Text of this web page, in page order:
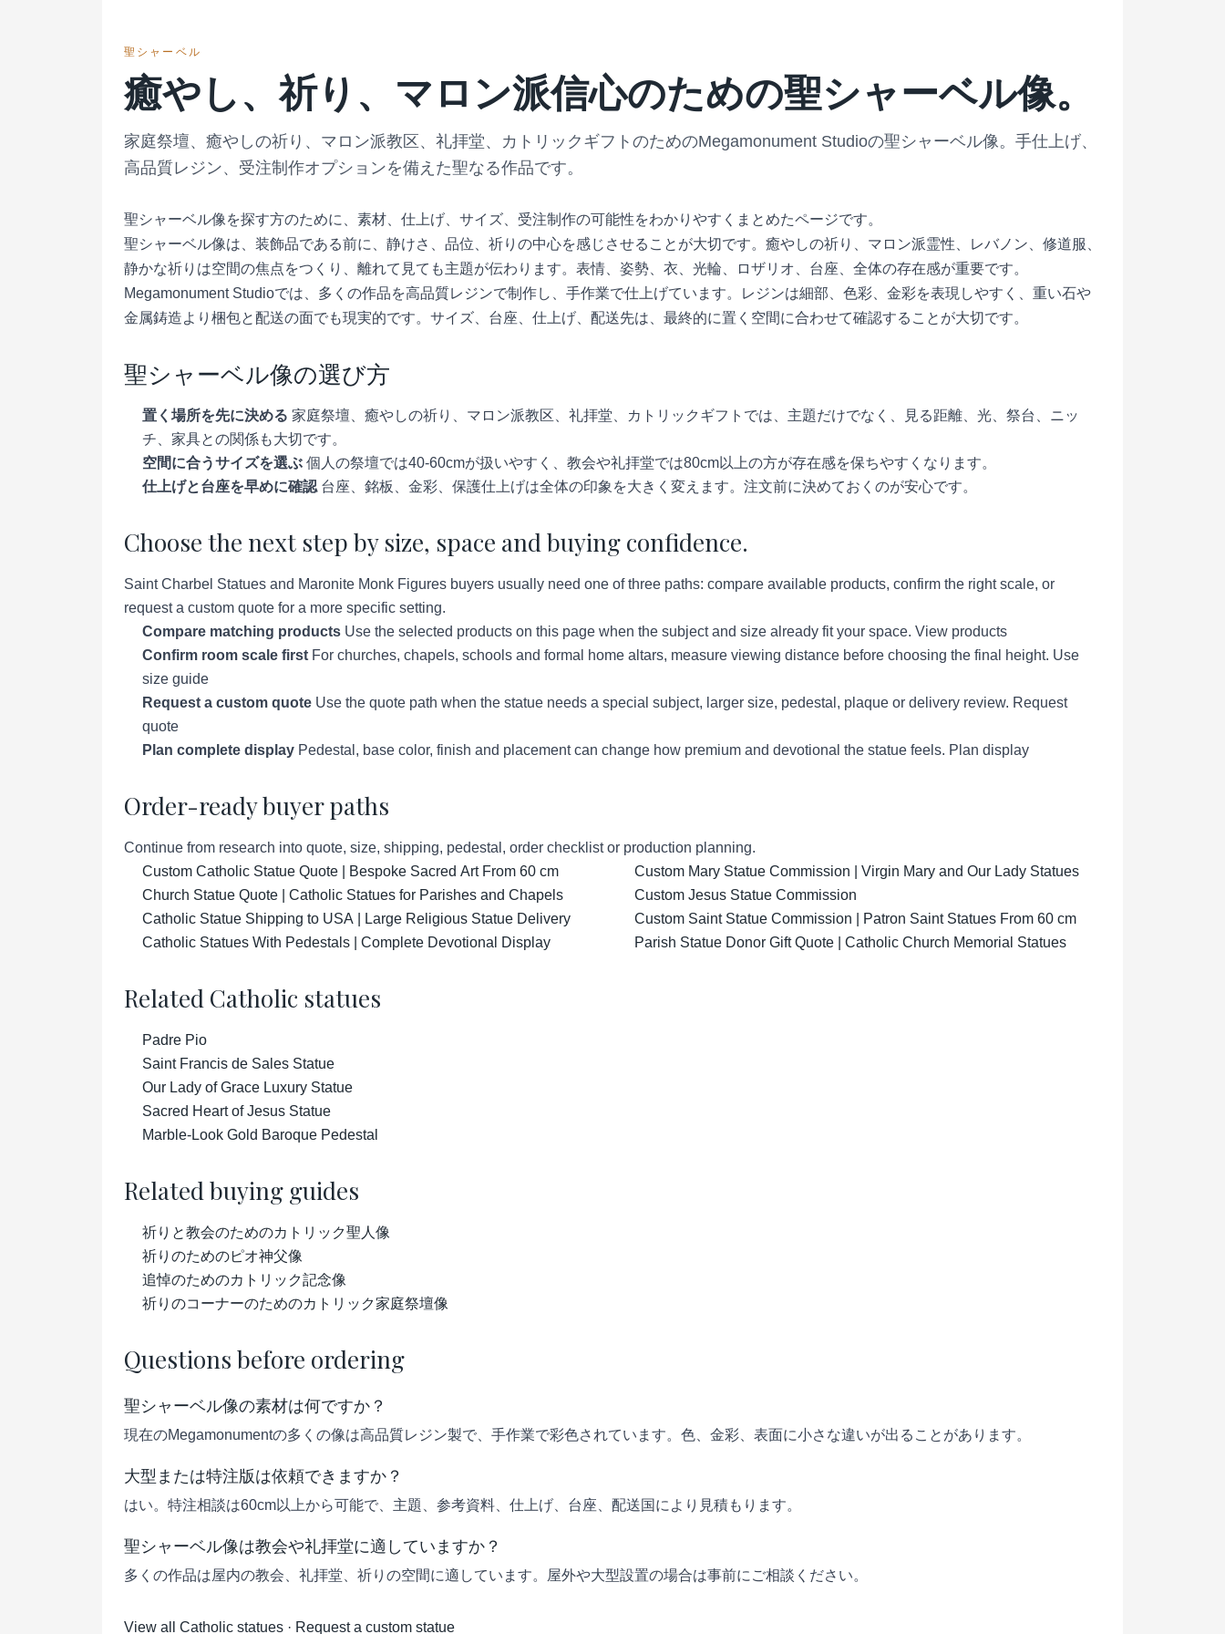
聖シャーベル
癒やし、祈り、マロン派信心のための聖シャーベル像。
家庭祭壇、癒やしの祈り、マロン派教区、礼拝堂、カトリックギフトのためのMegamonument Studioの聖シャーベル像。手仕上げ、
高品質レジン、受注制作オプションを備えた聖なる作品です。
聖シャーベル像を探す方のために、素材、仕上げ、サイズ、受注制作の可能性をわかりやすくまとめたページです。
聖シャーベル像は、装飾品である前に、静けさ、品位、祈りの中心を感じさせることが大切です。癒やしの祈り、マロン派霊性、レバノン、修道服、
静かな祈りは空間の焦点をつくり、離れて見ても主題が伝わります。表情、姿勢、衣、光輪、ロザリオ、台座、全体の存在感が重要です。
Megamonument Studioでは、多くの作品を高品質レジンで制作し、手作業で仕上げています。レジンは細部、色彩、金彩を表現しやすく、重い石や
金属鋳造より梱包と配送の面でも現実的です。サイズ、台座、仕上げ、配送先は、最終的に置く空間に合わせて確認することが大切です。
聖シャーベル像の選び方
置く場所を先に決める 家庭祭壇、癒やしの祈り、マロン派教区、礼拝堂、カトリックギフトでは、主題だけでなく、見る距離、光、祭台、ニッ
チ、家具との関係も大切です。
空間に合うサイズを選ぶ 個人の祭壇では40-60cmが扱いやすく、教会や礼拝堂では80cm以上の方が存在感を保ちやすくなります。
仕上げと台座を早めに確認 台座、銘板、金彩、保護仕上げは全体の印象を大きく変えます。注文前に決めておくのが安心です。
Choose the next step by size, space and buying confidence.
Saint Charbel Statues and Maronite Monk Figures buyers usually need one of three paths: compare available products, confirm the right scale, or
request a custom quote for a more specific setting.
Compare matching products Use the selected products on this page when the subject and size already fit your space. View products
Confirm room scale first For churches, chapels, schools and formal home altars, measure viewing distance before choosing the final height. Use
size guide
Request a custom quote Use the quote path when the statue needs a special subject, larger size, pedestal, plaque or delivery review. Request
quote
Plan complete display Pedestal, base color, finish and placement can change how premium and devotional the statue feels. Plan display
Order-ready buyer paths
Continue from research into quote, size, shipping, pedestal, order checklist or production planning.
Custom Catholic Statue Quote | Bespoke Sacred Art From 60 cm
Church Statue Quote | Catholic Statues for Parishes and Chapels
Catholic Statue Shipping to USA | Large Religious Statue Delivery
Catholic Statues With Pedestals | Complete Devotional Display
Custom Mary Statue Commission | Virgin Mary and Our Lady Statues
Custom Jesus Statue Commission
Custom Saint Statue Commission | Patron Saint Statues From 60 cm
Parish Statue Donor Gift Quote | Catholic Church Memorial Statues
Related Catholic statues
Padre Pio
Saint Francis de Sales Statue
Our Lady of Grace Luxury Statue
Sacred Heart of Jesus Statue
Marble-Look Gold Baroque Pedestal
Related buying guides
祈りと教会のためのカトリック聖人像
祈りのためのピオ神父像
追悼のためのカトリック記念像
祈りのコーナーのためのカトリック家庭祭壇像
Questions before ordering
聖シャーベル像の素材は何ですか？
現在のMegamonumentの多くの像は高品質レジン製で、手作業で彩色されています。色、金彩、表面に小さな違いが出ることがあります。
大型または特注版は依頼できますか？
はい。特注相談は60cm以上から可能で、主題、参考資料、仕上げ、台座、配送国により見積もります。
聖シャーベル像は教会や礼拝堂に適していますか？
多くの作品は屋内の教会、礼拝堂、祈りの空間に適しています。屋外や大型設置の場合は事前にご相談ください。
View all Catholic statues · Request a custom statue